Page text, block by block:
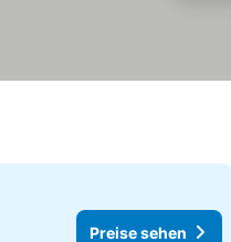
Preise sehen